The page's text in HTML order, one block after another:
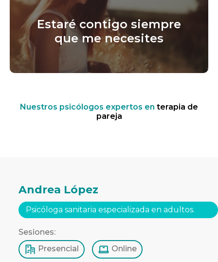
Estaré contigo siempre
que me necesites
Nuestros psicólogos expertos en terapia de
pareja
Andrea López
Psicóloga sanitaria especializada en adultos.
Sesiones:
Presencial
Online